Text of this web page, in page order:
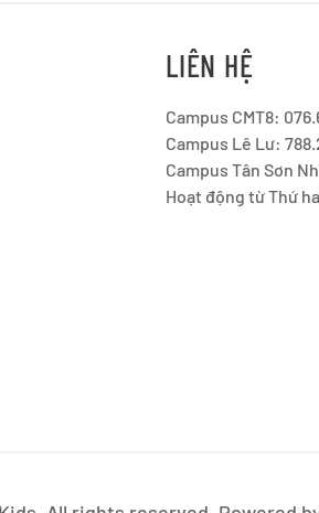
LIÊN HỆ
Campus CMT8:
Campus Lê Lư:
Campus Tân Sơn
Hoạt động từ Thứ